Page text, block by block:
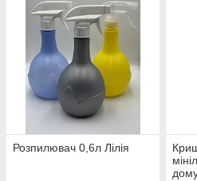
Розпилювач 0,6л Лілія